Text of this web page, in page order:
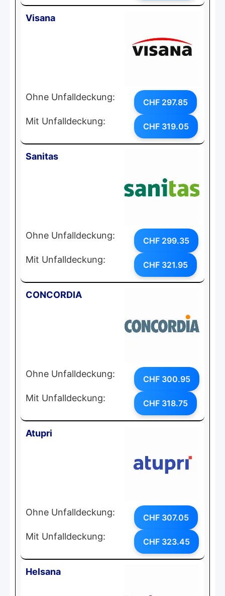
Visana
Ohne Unfalldeckung: CHF 297.85
Mit Unfalldeckung: CHF 319.05
Sanitas
Ohne Unfalldeckung: CHF 299.35
Mit Unfalldeckung: CHF 321.95
CONCORDIA
Ohne Unfalldeckung: CHF 300.95
Mit Unfalldeckung: CHF 318.75
Atupri
Ohne Unfalldeckung: CHF 307.05
Mit Unfalldeckung: CHF 323.45
Helsana